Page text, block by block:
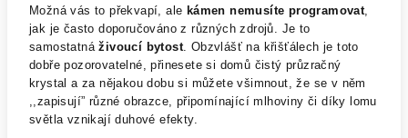
Možná vás to překvapí, ale kámen nemusíte programovat,
jak je často doporučováno z různých zdrojů. Je to
samostatnáživoucí bytost. Obzvlášť na křišťálech je toto
dobře pozorovatelné, přinesete si domů čistý průzračný
krystal a za nějakou dobu si můžete všimnout, že se v něm
,,zapisují” různé obrazce, připomínající mlhoviny či díky lomu
světla vznikají duhové efekty.